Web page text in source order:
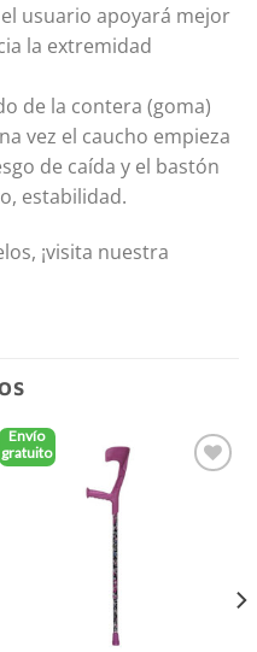
usuario apoyará mejor
la extremidad
de la contera (goma)
vez el caucho empieza
de caída y el bastón
estabilidad.
¡visita nuestra
Envío
gratuito